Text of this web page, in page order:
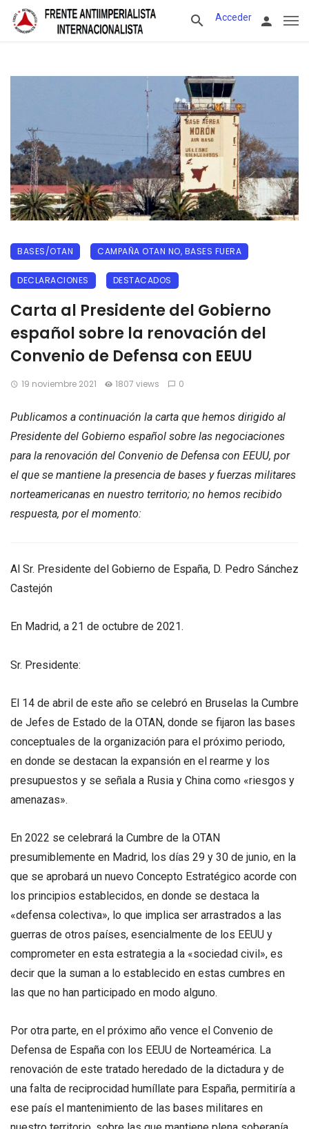
Acceder
BASES/OTAN CAMPAÑA OTAN NO, BASES FUERA
DECLARACIONES DESTACADOS
Carta al Presidente del Gobierno
español sobre la renovación del
Convenio de Defensa con EEUU
19 noviembre 2021 1807 views 0
Publicamos a continuación la carta que hemos dirigido al
Presidente del Gobierno español sobre las negociaciones
para la renovación del Convenio de Defensa con EEUU, por
el que se mantiene la presencia de bases y fuerzas militares
norteamericanas en nuestro territorio; no hemos recibido
respuesta, por el momento:
Al Sr. Presidente del Gobierno de España, D. Pedro Sánchez
Castejón
En Madrid, a 21 de octubre de 2021.
Sr. Presidente:
El 14 de abril de este año se celebró en Bruselas la Cumbre
de Jefes de Estado de la OTAN, donde se fijaron las bases
conceptuales de la organización para el próximo periodo,
en donde se destacan la expansión en el rearme y los
presupuestos y se señala a Rusia y China como «riesgos y
amenazas».
En 2022 se celebrará la Cumbre de la OTAN
presumiblemente en Madrid, los días 29 y 30 de junio, en la
que se aprobará un nuevo Concepto Estratégico acorde con
los principios establecidos, en donde se destaca la
«defensa colectiva», lo que implica ser arrastrados a las
guerras de otros países, esencialmente de los EEUU y
comprometer en esta estrategia a la «sociedad civil», es
decir que la suman a lo establecido en estas cumbres en
las que no han participado en modo alguno.
Por otra parte, en el próximo año vence el Convenio de
Defensa de España con los EEUU de Norteamérica. La
renovación de este tratado heredado de la dictadura y de
una falta de reciprocidad humíllate para España, permitiría a
ese país el mantenimiento de las bases militares en